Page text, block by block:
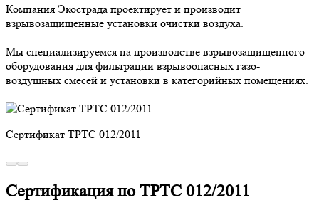
Компания Экострада проектирует и производит
взрывозащищенные установки очистки воздуха.
Мы специализируемся на производстве взрывозащищенного
оборудования для фильтрации взрывоопасных газо-
воздушных смесей и установки в категорийных помещениях.
Сертификат ТРТС 012/2011
Сертификация по ТРТС 012/2011